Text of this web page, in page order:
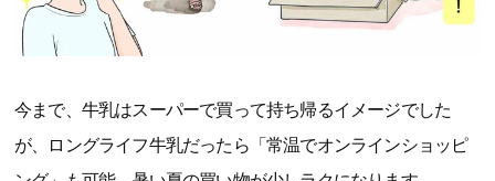
今まで、牛乳はスーパーで買って持ち帰るイメージでした
が、ロングライフ牛乳だったら「常温でオンラインショッピ